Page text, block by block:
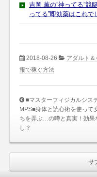
吉岡 薫の”神ってる”
ってる”即効薬はこれ
2018-08-26
アダルト
報で稼ぐ方法
■マスターフィジカルシス
MPS■身体と読心術を使って
ちを弄ぶ…の噂と真実！効果
し？
サ